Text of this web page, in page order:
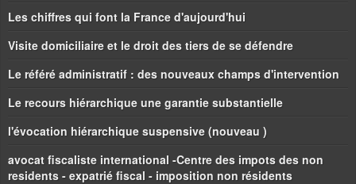
Les chiffres qui font la France d'aujourd'hui
Visite domiciliaire et le droit des tiers de se défendre
Le référé administratif : des nouveaux champs d'intervention
Le recours hiérarchique une garantie substantielle
l'évocation hiérarchique suspensive (nouveau )
avocat fiscaliste international -Centre des impots des non
residents - expatrié fiscal - imposition non résidents